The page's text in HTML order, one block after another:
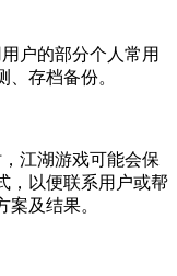
户的部分个人常用
存档备份。
江湖游戏可能会保
，以便联系用户或帮
及结果。